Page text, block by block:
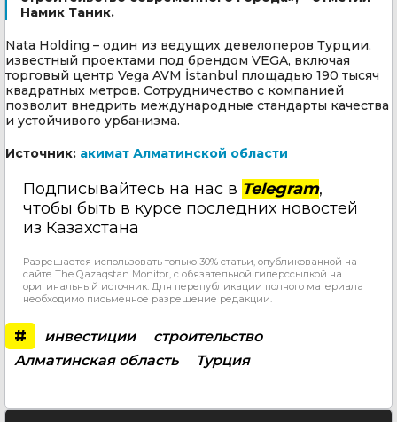
Намик Таник.
Nata Holding – один из ведущих девелоперов Турции,
известный проектами под брендом VEGA, включая
торговый центр Vega AVM İstanbul площадью 190 тысяч
квадратных метров. Сотрудничество с компанией
позволит внедрить международные стандарты качества
и устойчивого урбанизма.
Источник: акимат Алматинской области
Подписывайтесь на нас в Telegram,
чтобы быть в курсе последних новостей
из Казахстана
Разрешается использовать только 30% статьи, опубликованной на
сайте The Qazaqstan Monitor, с обязательной гиперссылкой на
оригинальный источник. Для перепубликации полного материала
необходимо письменное разрешение редакции.
# инвестиции
строительство
Алматинская область
Турция